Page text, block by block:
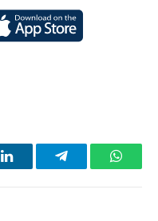
LinkedInTelegram